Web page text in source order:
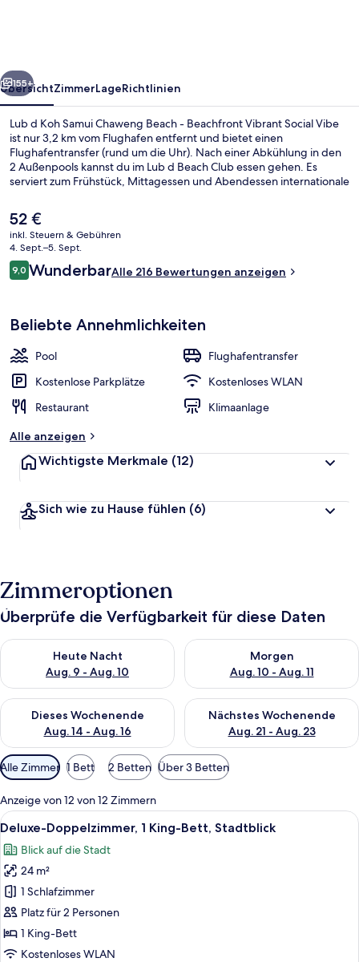
-
Beachfront
Vibrant
Social
Vibe
Weiter
155+
ÜbersichtZimmerLageRichtlinien
Lub d Koh Samui Chaweng Beach - Beachfront Vibrant Social Vibe
ist nur 3,2 km vom Flughafen entfernt und bietet einen
Flughafentransfer (rund um die Uhr). Nach einer Abkühlung in den
2 Außenpools kannst du im Lub d Beach Club essen gehen. Es
serviert zum Frühstück, Mittagessen und Abendessen internationale
den weiteren Highlights.
Der
aktuelle
Preis
beträgt
52 €.
52 €
inkl. Steuern & Gebühren
4. Sept.–5. Sept.
Bewertungen
9,09,0 von 10.
WunderbarAlle 216 Bewertungen anzeigen
Beliebte Annehmlichkeiten
Pool
Flughafentransfer
Kostenlose Parkplätze
Kostenloses WLAN
Restaurant
Klimaanlage
Alle anzeigen
Wichtigste Merkmale (12)
Sich wie zu Hause fühlen (6)
Zimmeroptionen
Überprüfe die Verfügbarkeit für diese Daten
Heute Nacht
Aug. 9 - Aug. 10
Überprüfe die Verfügbarkeit für heute Nacht, Aug. 9 - Aug.
Morgen
Aug. 10 - Aug. 11
Überprüfe die Verfügbarkeit
Dieses Wochenende
Aug. 14 - Aug. 16
Überprüfe die Verfügbarkeit für dieses Wochenende, Aug. 14
Nächstes Wochenende
Aug. 21 - Aug. 23
Überprüfe die Verfügbarkeit
Verfügbare
Filter
für
Zimmer
Alle Zimmer 1 Bett 2 Betten Über 3 Betten
Anzeige von 12 von 12 Zimmern
Alle
Fotos
für
Deluxe-
Doppelzimmer,
1 King-
Bett,
Stadtblick
Ein Hotelzimmer mit Bett,
22
Deluxe-Doppelzimmer, 1 King-Bett, Stadtblick
Blick auf die Stadt
24 m²
1 Schlafzimmer
Platz für 2 Personen
1 King-Bett
Kostenloses WLAN